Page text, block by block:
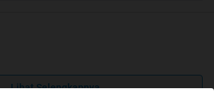
Lihat Selengkapnya